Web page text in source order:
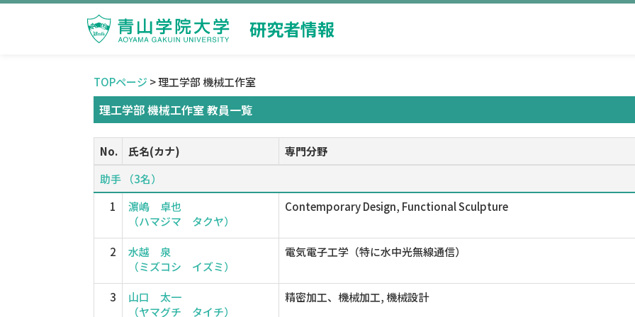
研究者情報
TOPページ > 理工学部 機械工作室
理工学部 機械工作室 教員一覧
No. 氏名(カナ)
専門分野
助手 （3名）
1
濵嶋 卓也
（ハマジマ タクヤ）
Contemporary Design, Functional Sculpture
2
水越 泉
（ミズコシ イズミ）
電気電子工学（特に水中光無線通信）
3
山口 太一
（ヤマグチ タイチ）
精密加工、機械加工, 機械設計